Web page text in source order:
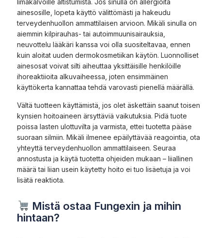
ainesosille, lopeta käyttö välittömästi ja hakeudu
terveydenhuollon ammattilaisen arvioon. Mikäli sinulla on
aiemmin kilpirauhas- tai autoimmuunisairauksia,
neuvottelu lääkäri kanssa voi olla suositeltavaa, ennen
kuin aloitat uuden dermokosmetiikan käytön. Luonnolliset
ainesosat voivat silti aiheuttaa yksittäisille henkilöille
ihoreaktiioita alkuvaiheessa, joten ensimmäinen
käyttökerta kannattaa tehdä varovasti pienellä määrällä.
Vältä tuotteen käyttämistä, jos olet äskettäin saanut toisen
kynsien hoitoaineen ärsyttäviä vaikutuksia. Pidä tuote
poissa lasten ulottuvilta ja varmista, ettei tuotetta pääse
suoraan silmiin. Mikäli ilmenee epäilyttävää reagointia, ota
yhteyttä terveydenhuollon ammattilaiseen. Seuraa
annostusta ja käytä tuotetta ohjeiden mukaan – liiallinen
määrä tai liian usein käytetty hoito ei tuo lisäetuja ja voi
lisätä reaktiota.
Mistä ostaa Fungexin ja mihin
hintaan?